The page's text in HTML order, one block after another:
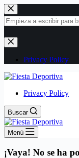
Saltar
al
contenido
Sin
resultados
Privacy Policy
Privacy Policy
Buscar
Menú
¡Vaya! No se ha